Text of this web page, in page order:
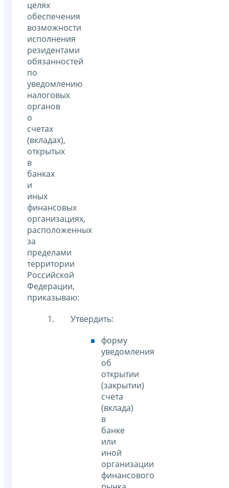
целях
обеспечения
возможности
исполнения
резидентами
обязанностей
по
уведомлению
налоговых
органов
о
счетах
(вкладах),
открытых
в
банках
и
иных
финансовых
организациях,
расположенных
за
пределами
территории
Российской
Федерации,
приказываю:
Утвердить:
форму
уведомления
об
открытии
(закрытии)
счета
(вклада)
в
банке
или
иной
организации
финансового